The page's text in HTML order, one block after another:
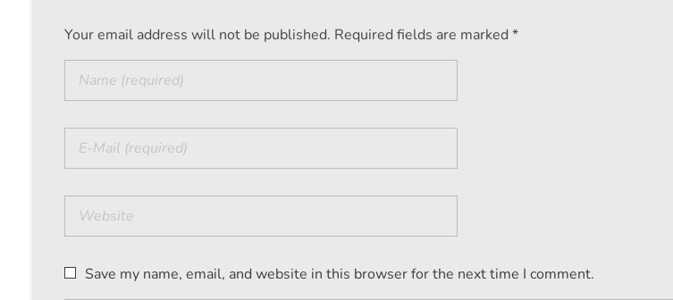
Your email address will not be published. Required fields are marked *
Save my name, email, and website in this browser for the next time I comment.